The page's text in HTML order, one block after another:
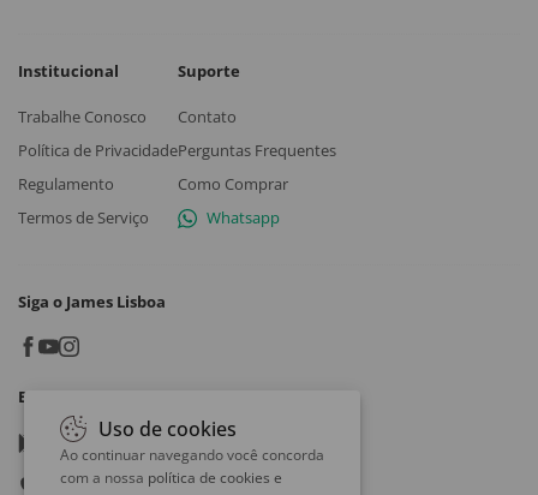
Institucional
Trabalhe Conosco
Política de Privacidade
Regulamento
Termos de Serviço
Suporte
Contato
Perguntas Frequentes
Como Comprar
Whatsapp
Siga o James Lisboa
Baixe o App
Google play
App store
Uso de cookies
Ao continuar navegando você concorda
com a nossa política de cookies e